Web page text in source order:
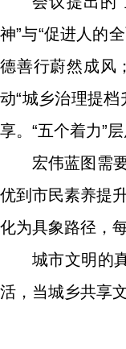
神”与“促进人的
德善行蔚然成风
动“城乡治理提
享。“五个着力”
宏伟蓝图需
优到市民素养提
化为具象路径，
城市文明的
活，当城乡共享